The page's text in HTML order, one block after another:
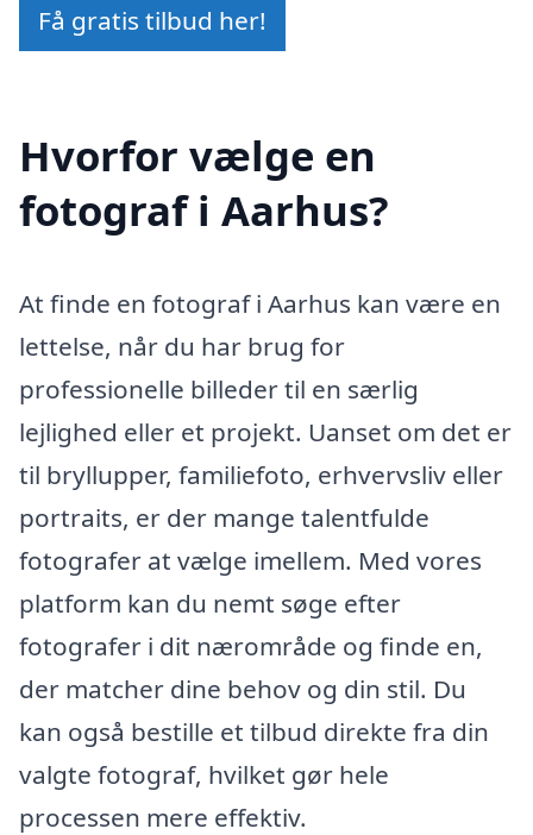
Få gratis tilbud her!
Hvorfor vælge en
fotograf i Aarhus?
At finde en fotograf i Aarhus kan være en
lettelse, når du har brug for
professionelle billeder til en særlig
lejlighed eller et projekt. Uanset om det er
til bryllupper, familiefoto, erhvervsliv eller
portraits, er der mange talentfulde
fotografer at vælge imellem. Med vores
platform kan du nemt søge efter
fotografer i dit nærområde og finde en,
der matcher dine behov og din stil. Du
kan også bestille et tilbud direkte fra din
valgte fotograf, hvilket gør hele
processen mere effektiv.